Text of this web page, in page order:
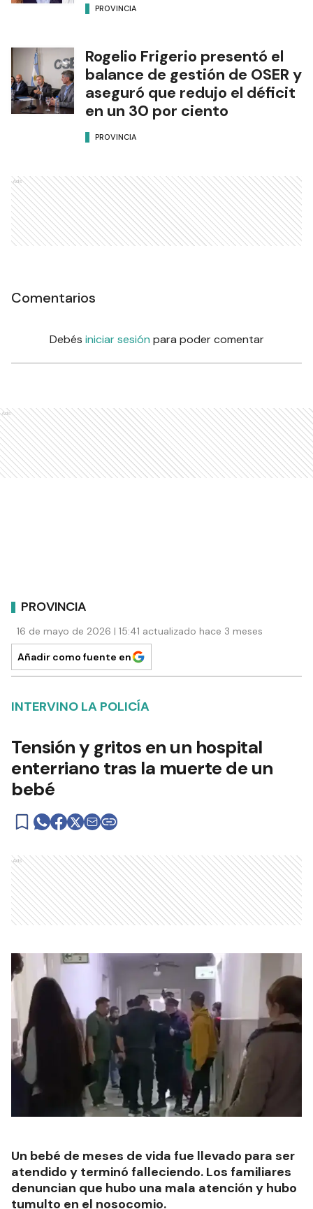
PROVINCIA
Rogelio Frigerio presentó el
balance de gestión de OSER y
aseguró que redujo el déficit
en un 30 por ciento
PROVINCIA
Ads
Comentarios
Debés iniciar sesión para poder comentar
Ads
PROVINCIA
16 de mayo de 2026 | 15:41 actualizado hace 3 meses
Añadir como fuente en
INTERVINO LA POLICÍA
Tensión y gritos en un hospital
enterriano tras la muerte de un
bebé
Ads
Un bebé de meses de vida fue llevado para ser
atendido y terminó falleciendo. Los familiares
denuncian que hubo una mala atención y hubo
tumulto en el nosocomio.